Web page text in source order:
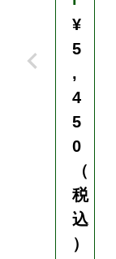
¥
5
,
4
5
0
（
税
込
）